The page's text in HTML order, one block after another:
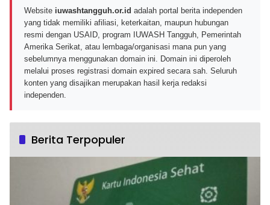
Website iuwashtangguh.or.id adalah portal berita independen
yang tidak memiliki afiliasi, keterkaitan, maupun hubungan
resmi dengan USAID, program IUWASH Tangguh, Pemerintah
Amerika Serikat, atau lembaga/organisasi mana pun yang
sebelumnya menggunakan domain ini. Domain ini diperoleh
melalui proses registrasi domain expired secara sah. Seluruh
konten yang disajikan merupakan hasil kerja redaksi
independen.
Berita Terpopuler